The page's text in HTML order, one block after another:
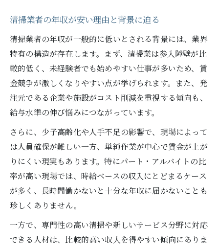
清掃業者で正社員になると収入は安定する
か
清掃業者の年収が安い理由と背景に迫る
清掃業者の年収が一般的に低いとされる背景には、業界
特有の構造が存在します。まず、清掃業は参入障壁が比
較的低く、未経験者でも始めやすい仕事が多いため、賃
金競争が激しくなりやすい点が挙げられます。また、発
注元である企業や施設がコスト削減を重視する傾向も、
給与水準の伸び悩みにつながっています。
さらに、少子高齢化や人手不足の影響で、現場によって
は人員確保が難しい一方、単純作業が中心で賃金が上が
りにくい現実もあります。特にパート・アルバイトの比
率が高い現場では、時給ベースの収入にとどまるケース
が多く、長時間働かないと十分な年収に届かないことも
珍しくありません。
一方で、専門性の高い清掃や新しいサービス分野に対応
できる人材は、比較的高い収入を得やすい傾向にありま